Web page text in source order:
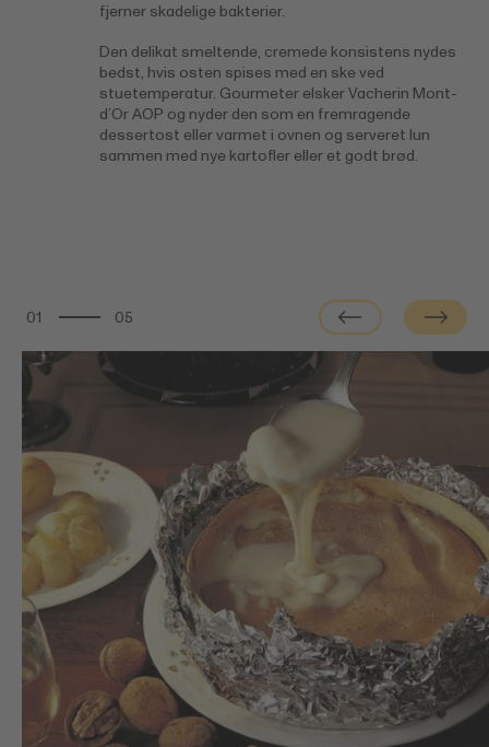
fjerner skadelige bakterier.
Den delikat smeltende, cremede konsistens nydes
bedst, hvis osten spises med en ske ved
stuetemperatur. Gourmeter elsker Vacherin Mont-
d’Or AOP og nyder den som en fremragende
dessertost eller varmet i ovnen og serveret lun
sammen med nye kartofler eller et godt brød.
01 05